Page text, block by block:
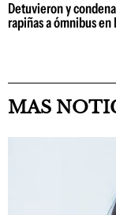
Detuvieron y
rapiñas a ómnibus
MAS